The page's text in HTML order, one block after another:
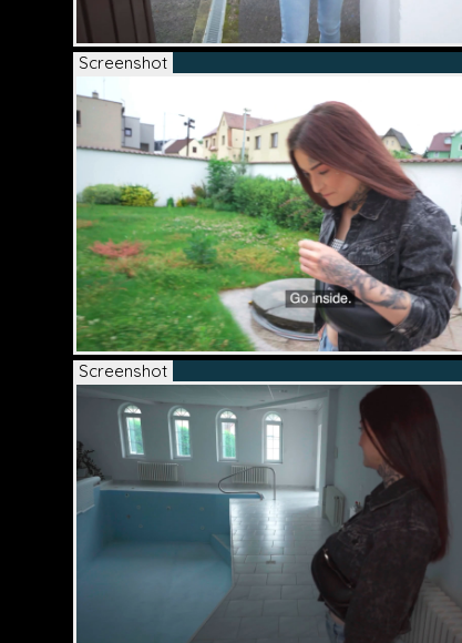
Screenshot
Screenshot